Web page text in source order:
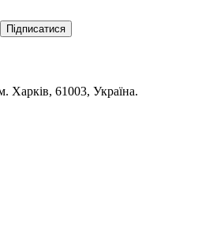
Підписатися
Харків, 61003, Україна.